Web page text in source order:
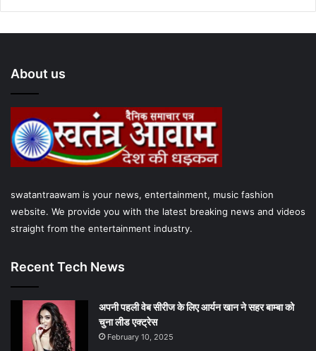
a
c
o
o
w
i
e
r
o
u
b
e
n
s
g
m
h
a
About us
swatantraawam is your news, entertainment, music fashion
website. We provide you with the latest breaking news and videos
straight from the entertainment industry.
Recent Tech News
अपनी पहली वेब सीरीज के लिए आर्यन खान ने सहर बाम्‍बा को
चुना लीड एक्‍ट्रेस
February 10, 2025